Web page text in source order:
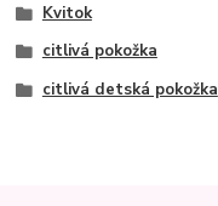
Kvitok
citlivá pokožka
citlivá detská pokožka